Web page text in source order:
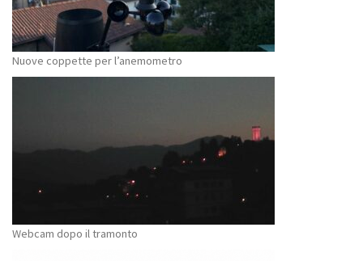
Nuove coppette per l’anemometro
Webcam dopo il tramonto